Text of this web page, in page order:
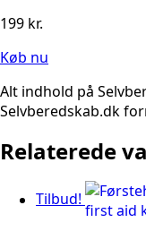
199 kr.
Køb nu
Alt indhold på
Selvberedskab.dk
Relaterede
Tilbud!